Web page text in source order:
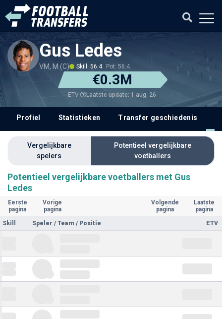
Gus Ledes
VM, M (C) Skill: 56.4 Pot: 56.4
€0.3M
ETV Laatste update: 1 aug. 26
Profiel Statistieken Transfer geschiedenis
Vergelijkbare
spelers
Potentieel vergelijkbare
voetballers
Potentieel vergelijkbare voetballers met Gus
Ledes
Eerste
pagina
Vorige
pagina
Volgende
pagina
Laatste
pagina
Skill
Speler / Team / Positie ETV